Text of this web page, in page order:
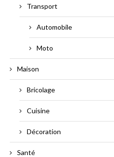
Transport
Automobile
Moto
Maison
Bricolage
Cuisine
Décoration
Santé